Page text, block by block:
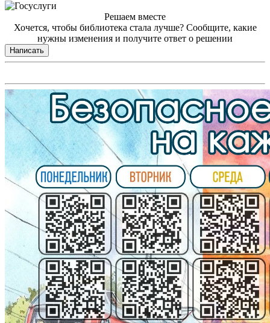
Решаем вместе
Хочется, чтобы библиотека стала лучше? Сообщите, какие
нужны изменения и получите ответ о решении
Написать